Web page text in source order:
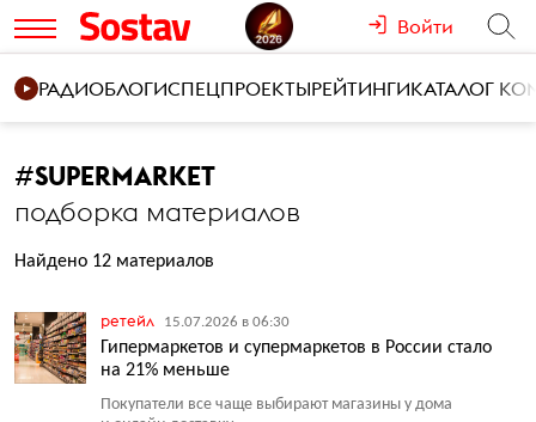
Войти
РАДИОБЛОГИСПЕЦПРОЕКТЫРЕЙТИНГИКАТАЛОГ
#SUPERMARKET
подборка материалов
Найдено 12 материалов
ретейл 15.07.2026 в 06:30
Гипермаркетов и супермаркетов в России стало
на 21% меньше
Покупатели все чаще выбирают магазины у дома